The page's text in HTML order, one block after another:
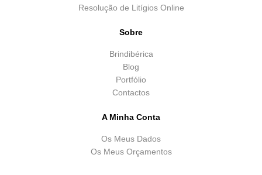
Resolução de Litígios Online
Sobre
Brindibérica
Blog
Portfólio
Contactos
A Minha Conta
Os Meus Dados
Os Meus Orçamentos